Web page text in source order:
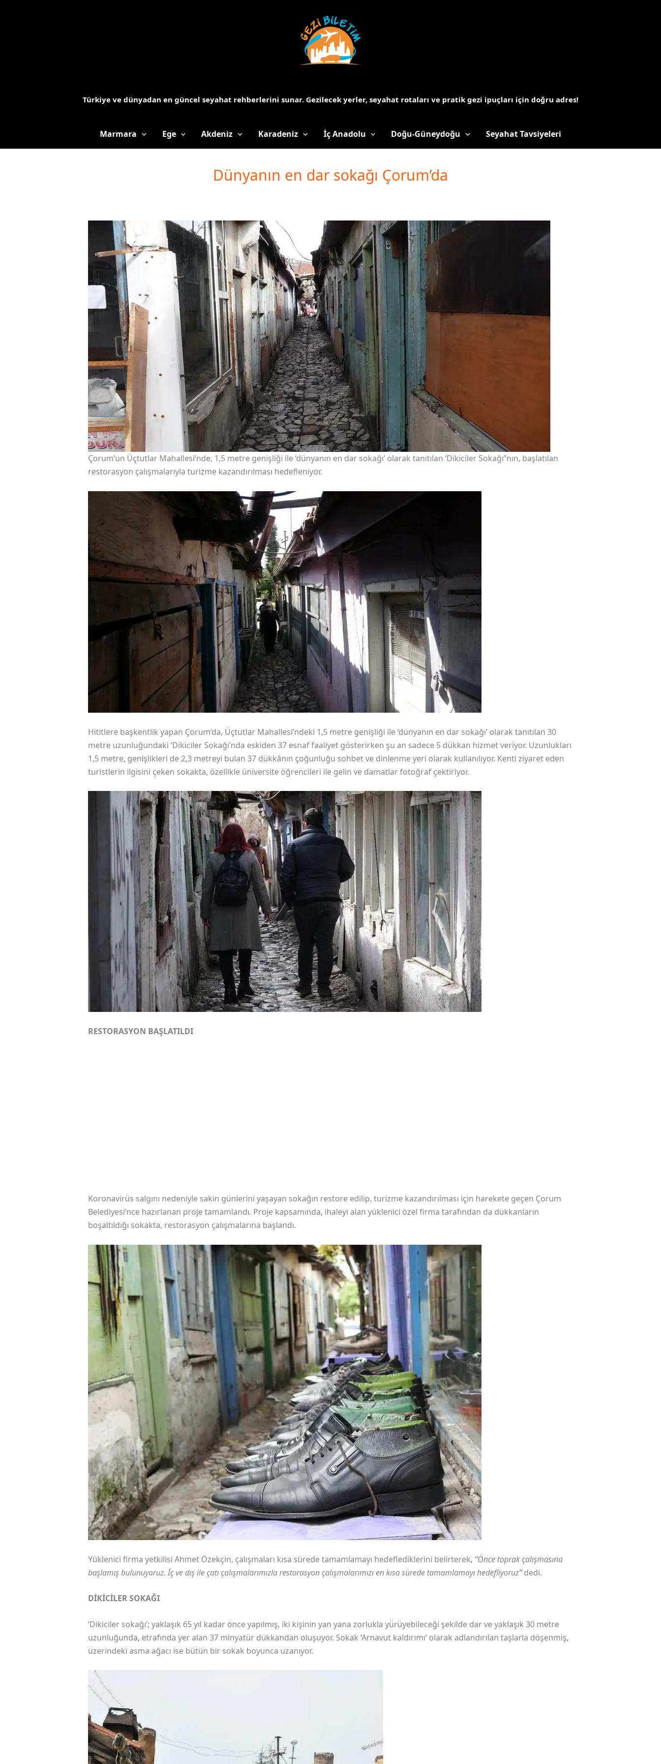
Türkiye ve dünyadan en güncel seyahat rehberlerini sunar. Gezilecek yerler, seyahat rotaları ve pratik gezi ipuçları için doğru adres!
Marmara Ege Akdeniz Karadeniz İç Anadolu Doğu-Güneydoğu Seyahat Tavsiyeleri
Dünyanın en dar sokağı Çorum’da
Çorum’un Üçtutlar Mahallesi’nde, 1,5 metre genişliği ile ‘dünyanın en dar sokağı’ olarak tanıtılan ‘Dikiciler Sokağı’’nın, başlatılan
restorasyon çalışmalarıyla turizme kazandırılması hedefleniyor.
Hititlere başkentlik yapan Çorum’da, Üçtutlar Mahallesi’ndeki 1,5 metre genişliği ile ‘dünyanın en dar sokağı’ olarak tanıtılan 30
metre uzunluğundaki ‘Dikiciler Sokağı’nda eskiden 37 esnaf faaliyet gösterirken şu an sadece 5 dükkan hizmet veriyor. Uzunlukları
1,5 metre, genişlikleri de 2,3 metreyi bulan 37 dükkânın çoğunluğu sohbet ve dinlenme yeri olarak kullanılıyor. Kenti ziyaret eden
turistlerin ilgisini çeken sokakta, özellikle üniversite öğrencileri ile gelin ve damatlar fotoğraf çektiriyor.
RESTORASYON BAŞLATILDI
Koronavirüs salgını nedeniyle sakin günlerini yaşayan sokağın restore edilip, turizme kazandırılması için harekete geçen Çorum
Belediyesi’nce hazırlanan proje tamamlandı. Proje kapsamında, ihaleyi alan yüklenici özel firma tarafından da dükkanların
boşaltıldığı sokakta, restorasyon çalışmalarına başlandı.
Yüklenici firma yetkilisi Ahmet Özekçin, çalışmaları kısa sürede tamamlamayı hedeflediklerini belirterek, “Önce toprak çalışmasına
başlamış bulunuyoruz. İç ve dış ile çatı çalışmalarımızla restorasyon çalışmalarımızı en kısa sürede tamamlamayı hedefliyoruz”dedi.
DİKİCİLER SOKAĞI
‘Dikiciler sokağı’; yaklaşık 65 yıl kadar önce yapılmış, iki kişinin yan yana zorlukla yürüyebileceği şekilde dar ve yaklaşık 30 metre
uzunluğunda, etrafında yer alan 37 minyatür dükkandan oluşuyor. Sokak ‘Arnavut kaldırımı’ olarak adlandırılan taşlarla döşenmiş,
üzerindeki asma ağacı ise bütün bir sokak boyunca uzanıyor.